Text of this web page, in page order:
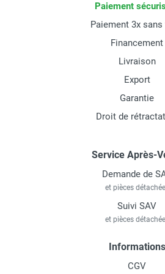
Paiement
Paiement 3x
Financement
Livraison
Export
Garantie
Droit de
Service Après-
Demande de
et pièces
Suivi SAV
et pièces
Informations
CGV